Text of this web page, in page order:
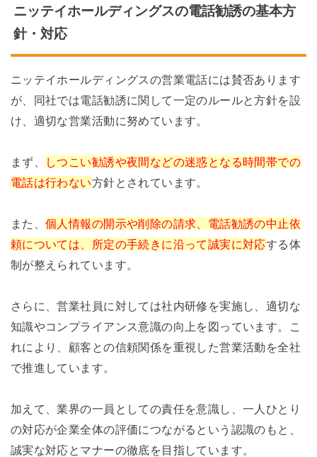
ニッテイホールディングスの電話勧誘の基本方
針・対応
ニッテイホールディングスの営業電話には賛否あります
が、同社では電話勧誘に関して一定のルールと方針を設
け、適切な営業活動に努めています。
まず、
しつこい勧誘や夜間などの迷惑となる時間帯での
電話は行わない方針とされています。
また、個人情報の開示や削除の請求、電話勧誘の中止依
頼については、所定の手続きに沿って誠実に対応する体
制が整えられています。
さらに、営業社員に対しては社内研修を実施し、適切な
知識やコンプライアンス意識の向上を図っています。こ
れにより、顧客との信頼関係を重視した営業活動を全社
で推進しています。
加えて、業界の一員としての責任を意識し、一人ひとり
の対応が企業全体の評価につながるという認識のもと、
誠実な対応とマナーの徹底を目指しています。